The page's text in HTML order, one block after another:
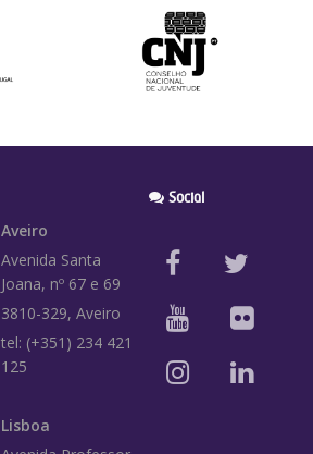
Aveiro
Avenida Santa
Joana, nº 67 e 69
3810-329, Aveiro
tel: (+351) 234 421
125
Lisboa
Social